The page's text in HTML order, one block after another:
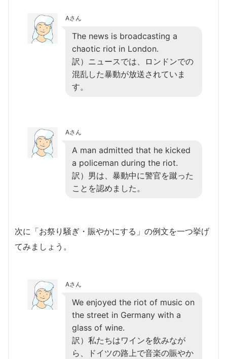
Aさん
The news is broadcasting a
chaotic riot in London.
訳）ニュースでは、ロンドンでの
混乱した暴動が放送されていま
す。
Aさん
A man admitted that he kicked
a policeman during the riot.
訳）男は、暴動中に警官を蹴った
ことを認めました。
次に「お祭り騒ぎ・賑やかにする」の例文を一つ挙げ
てみましょう。
Aさん
We enjoyed the riot of music on
the street in Germany with a
glass of wine.
訳）私たちはワインを飲みなが
ら、ドイツの路上で音楽の賑やか